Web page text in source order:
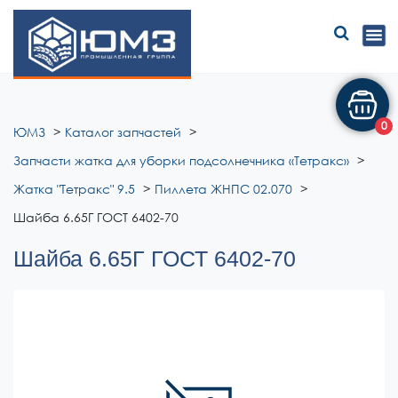
ЮМЗ
ЮМЗ
Каталог запчастей
Запчасти жатка для уборки подсолнечника «Тетракс»
Жатка "Тетракс" 9.5
Пиллета ЖНПС 02.070
Шайба 6.65Г ГОСТ 6402-70
Шайба 6.65Г ГОСТ 6402-70
0